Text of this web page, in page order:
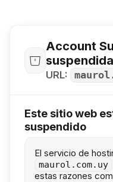
Account
suspendida
URL:
Este sitio web
suspendido
El servicio de
maurol.com.uy
estas razones